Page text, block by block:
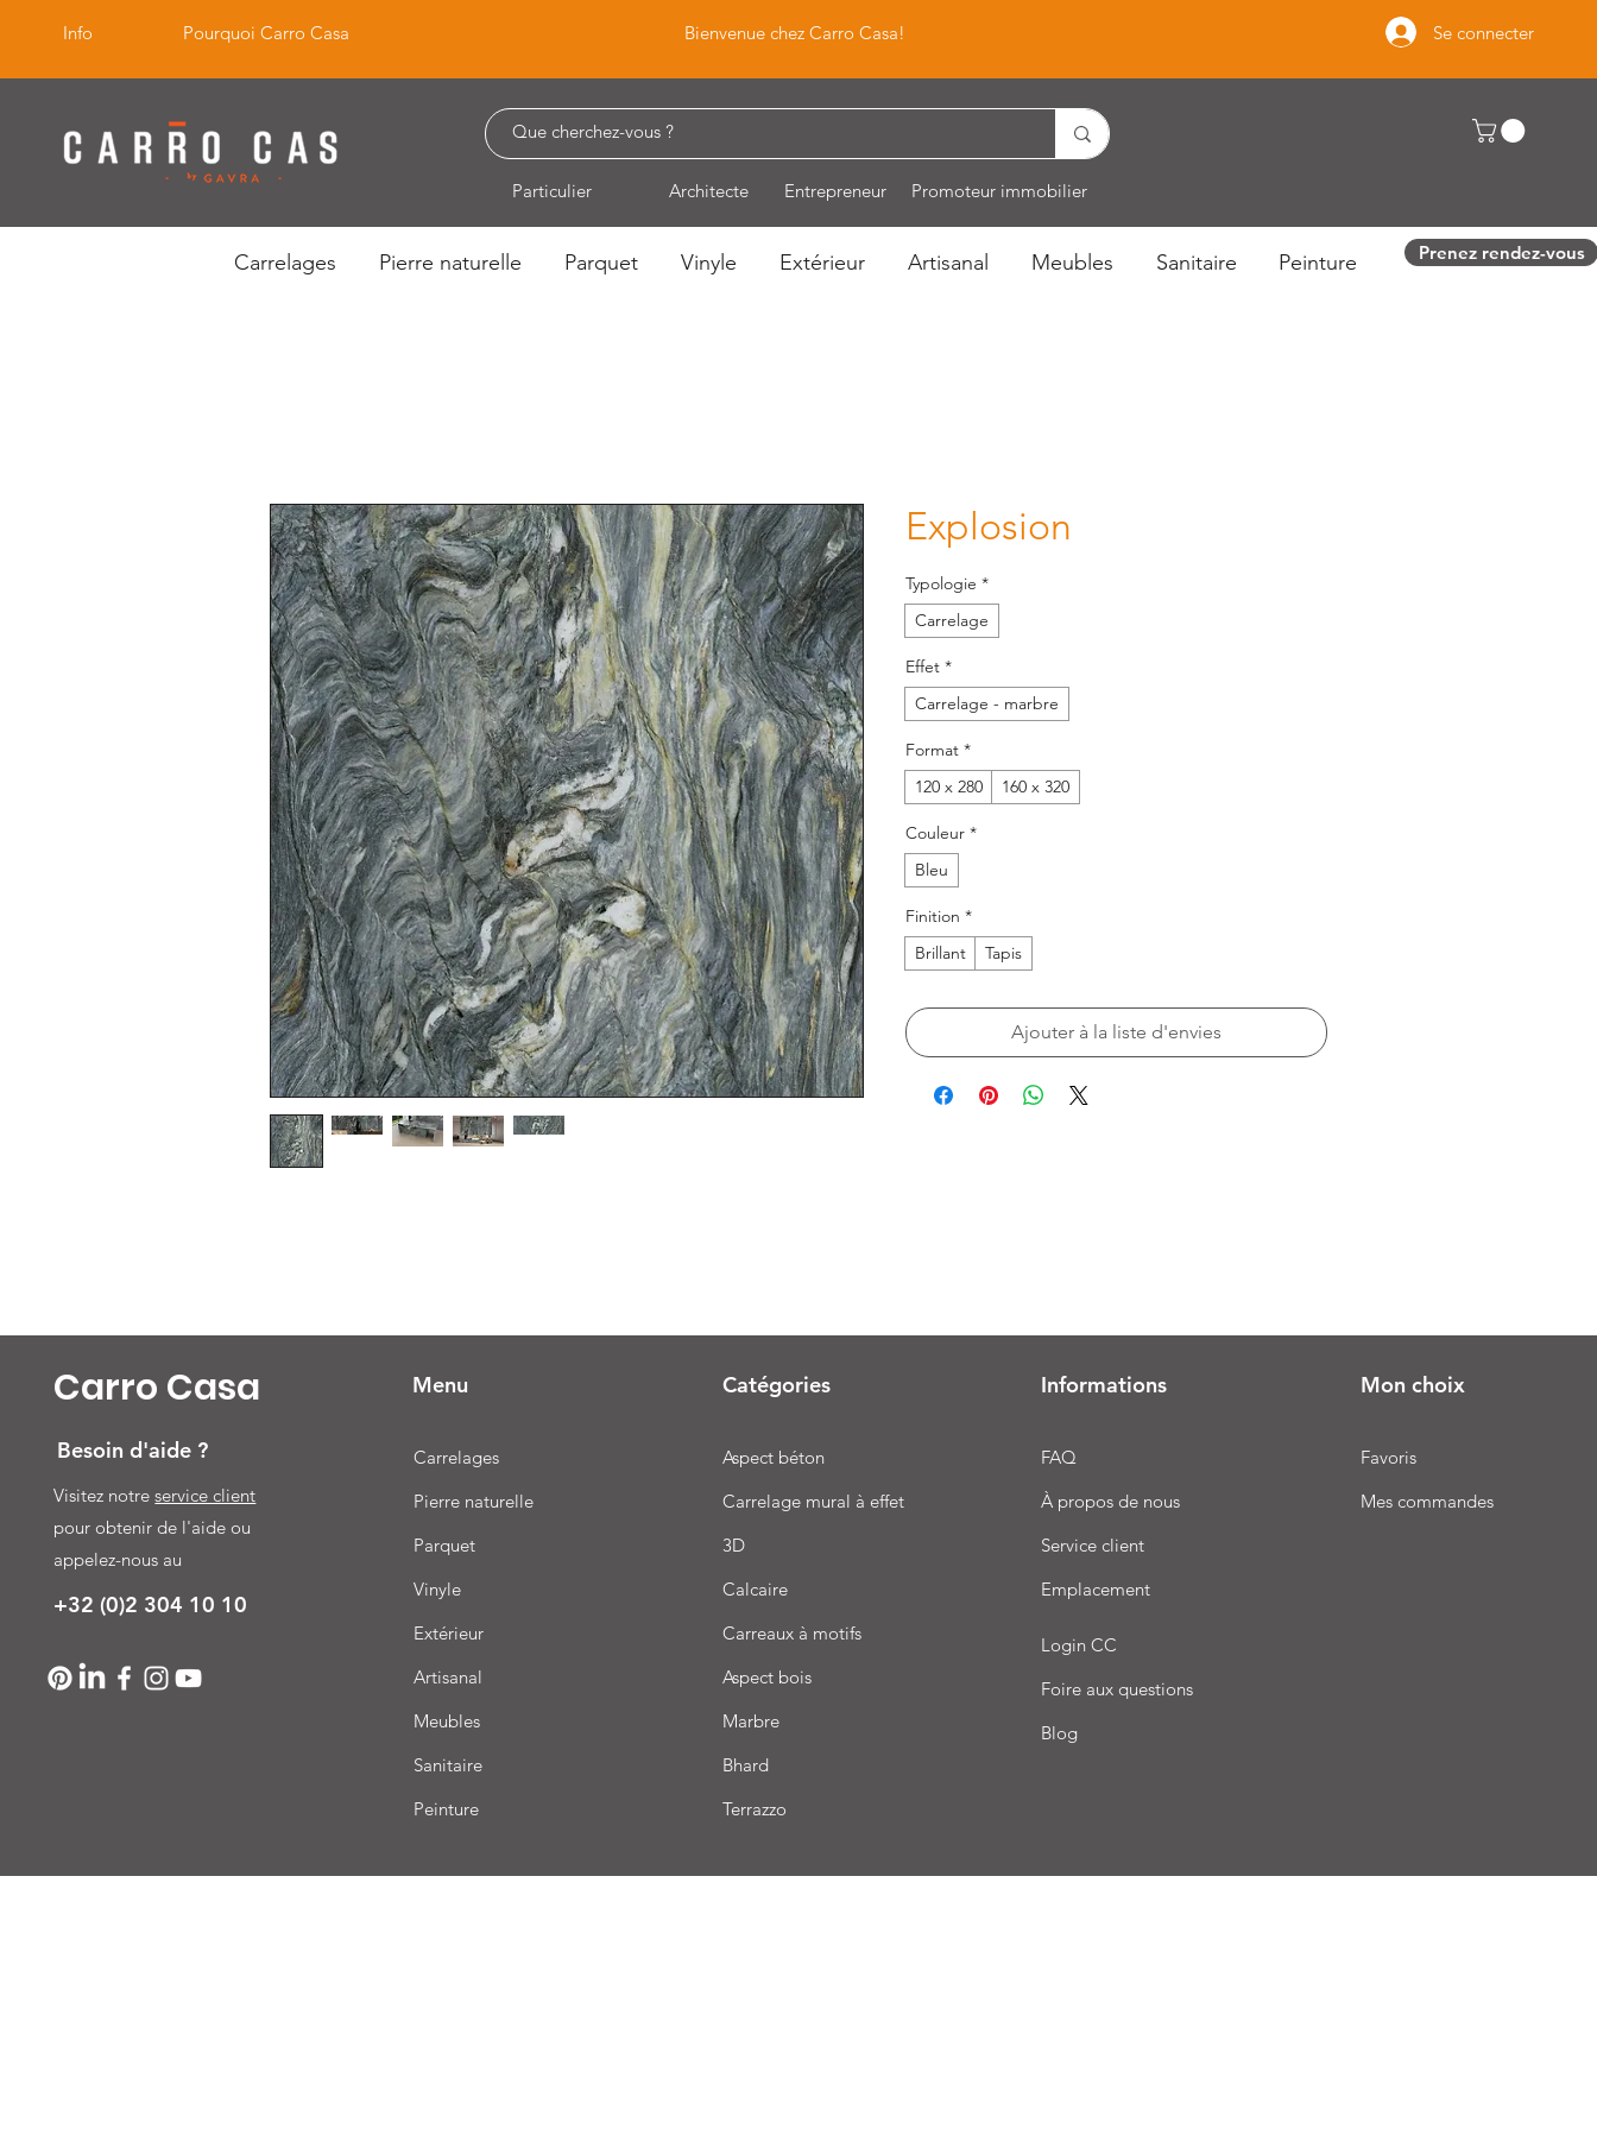
Info Pourquoi Carro Casa Bienvenue chez Carro Casa! Se connecter
Particulier Architecte Entrepreneur Promoteur immobilier
Carrelages Pierre naturelle Parquet Vinyle Extérieur Artisanal Meubles Sanitaire Peinture Prenez rendez-vous
Explosion
Typologie *
Carrelage
Effet *
Carrelage - marbre
Format *
120 x 280
160 x 320
Couleur *
Bleu
Finition *
Brillant
Tapis
Ajouter à la liste d'envies
Carro Casa
Besoin d'aide ?
Visitez notreservice client
pour obtenir de l'aide ou
appelez-nous au
+32 (0)2 304 10 10
Menu
Carrelages
Pierre naturelle
Parquet
Vinyle
Extérieur
Artisanal
Meubles
Sanitaire
Peinture
Catégories
Aspect béton
Carrelage mural à effet
3D
Calcaire
Carreaux à motifs
Aspect bois
Marbre
Bhard
Terrazzo
Informations
FAQ
À propos de nous
Service client
Emplacement
Login CC
Foire aux questions
Blog
Mon choix
Favoris
Mes commandes